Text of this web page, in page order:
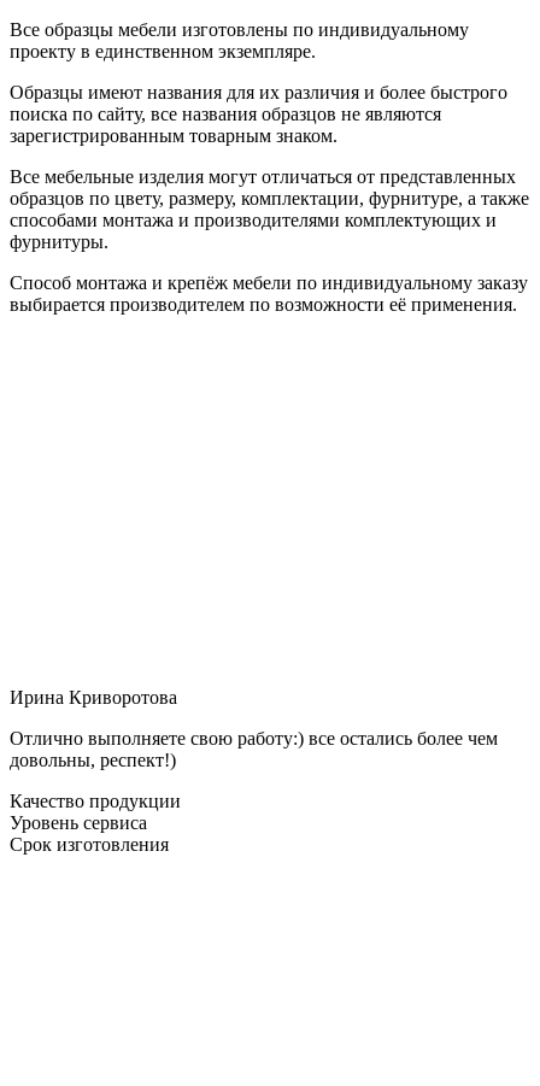
Все образцы мебели изготовлены по индивидуальному
проекту в единственном экземпляре.
Образцы имеют названия для их различия и более быстрого
поиска по сайту, все названия образцов не являются
зарегистрированным товарным знаком.
Все мебельные изделия могут отличаться от представленных
образцов по цвету, размеру, комплектации, фурнитуре, а также
способами монтажа и производителями комплектующих и
фурнитуры.
Способ монтажа и крепёж мебели по индивидуальному заказу
выбирается производителем по возможности её применения.
Ирина Криворотова
Отлично выполняете свою работу:) все остались более чем
довольны, респект!)
Качество продукции
Уровень сервиса
Срок изготовления